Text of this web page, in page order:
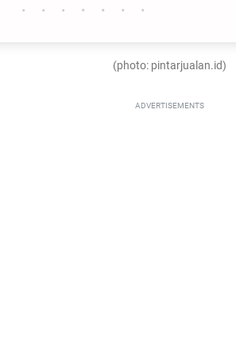
(photo: pintarjualan.id)
ADVERTISEMENTS